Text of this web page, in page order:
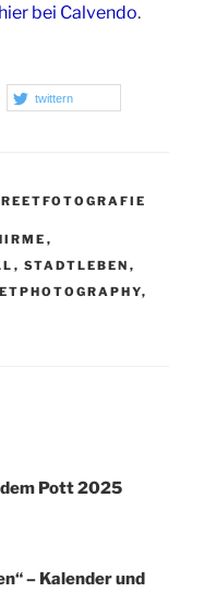
bei Calvendo.
twittern
,
, STADTLEBEN ,
,
Pott 2025
– Kalender und